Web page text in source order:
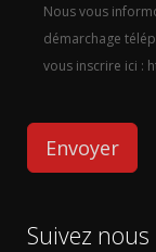
Nous vous
démarchage
vous inscrire ici :
Suivez nous